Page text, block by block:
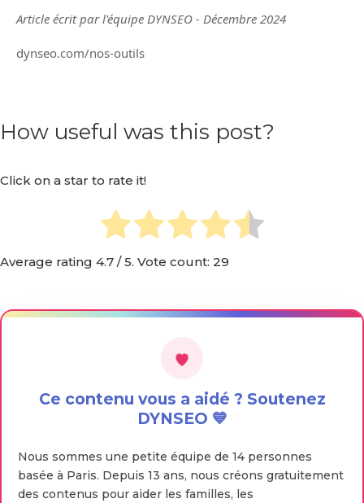
Article écrit par l'équipe DYNSEO - Décembre 2024
dynseo.com/nos-outils
How useful was this post?
Click on a star to rate it!
Average rating 4.7 / 5. Vote count: 29
Ce contenu vous a aidé ? Soutenez
DYNSEO 💙
Nous sommes une petite équipe de 14 personnes
basée à Paris. Depuis 13 ans, nous créons gratuitement
des contenus pour aider les familles, les